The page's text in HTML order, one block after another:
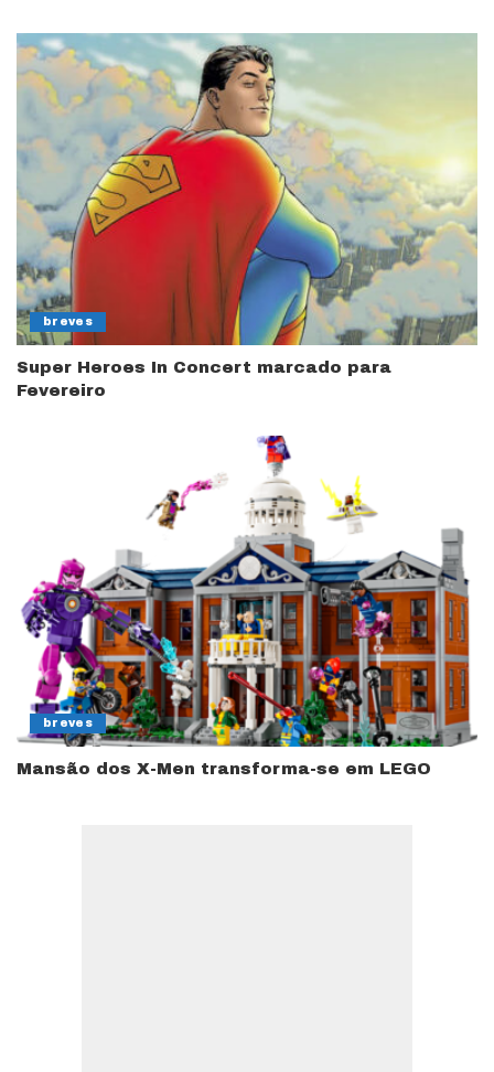
breves
Super Heroes In Concert marcado para
Fevereiro
breves
Mansão dos X-Men transforma-se em LEGO